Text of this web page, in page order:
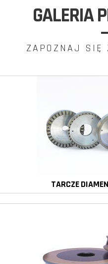
GALERIA
ZAPOZNAJ SIĘ
TARCZE